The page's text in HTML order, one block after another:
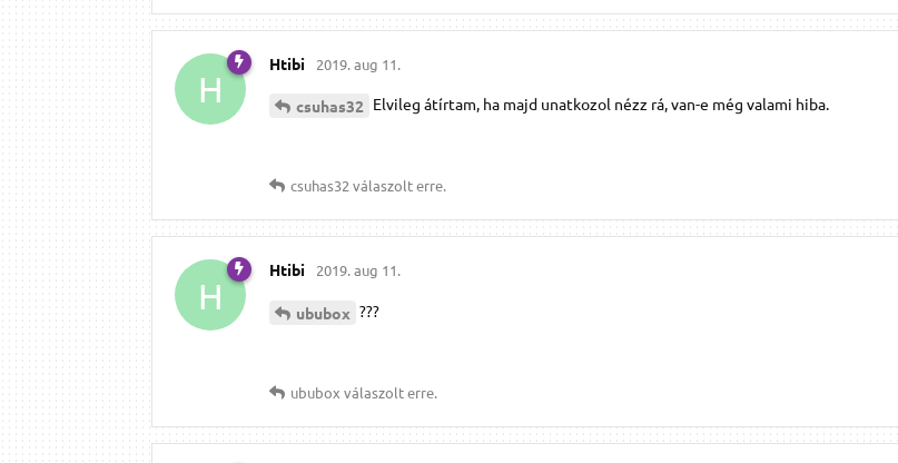
H
Htibi 2019. aug 11.
csuhas32 Elvileg átírtam, ha majd unatkozol nézz rá, van-e még valami hiba.
csuhas32 válaszolt erre.
H
Htibi 2019. aug 11.
ububox ???
ububox válaszolt erre.